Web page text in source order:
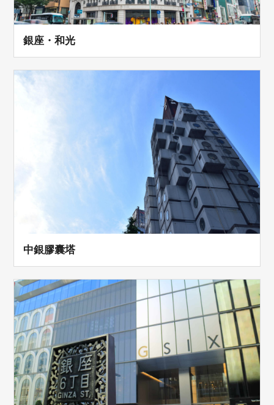
銀座・和光
中銀膠囊塔